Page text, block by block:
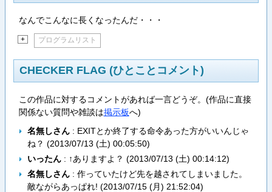
なんでこんなに長くなったんだ・・・
+ プログラムリスト
CHECKER FLAG (ひとことコメント)
この作品に対するコメントがあれば一言どうぞ。(作品に直接
関係ない質問や雑談は掲示板へ)
名無しさん: EXITとか終了する命令あった方がいいんじゃ
ね？ (2013/07/13 (土) 00:05:50)
いったん: ↑ありますよ？ (2013/07/13 (土) 00:14:12)
名無しさん: 作っていたけど先を越されてしまいました。
敵ながらあっぱれ! (2013/07/15 (月) 21:52:04)